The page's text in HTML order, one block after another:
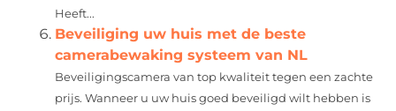
Heeft...
Beveiliging uw huis met de beste
camerabewaking systeem van NL
Beveiligingscamera van top kwaliteit tegen een zachte
prijs. Wanneer u uw huis goed beveiligd wilt hebben is